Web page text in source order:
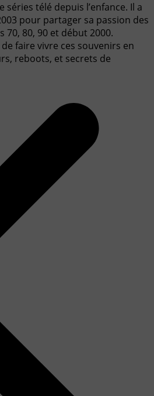
séries télé depuis l’enfance. Il a
pour partager sa passion des
70, 80, 90 et début 2000.
faire vivre ces souvenirs en
reboots, et secrets de